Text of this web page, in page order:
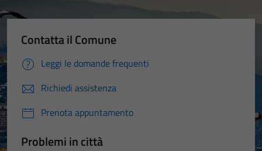
Contatta il Comune
Leggi le domande frequenti
Richiedi assistenza
Prenota appuntamento
Problemi in città